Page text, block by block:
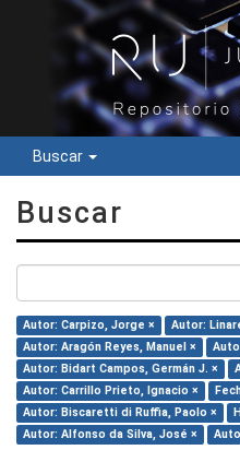
Buscar
Buscar
Autor: Carpizo, Jorge ×
Autor:
Autor: Aragón Reyes, Manuel ×
Autor: Bidart Campos, Germán J. ×
Autor: Carrillo Prieto, Ignacio ×
Autor: Biscaretti di Ruffia, Paolo ×
Autor: Alfonso da Silva, José ×